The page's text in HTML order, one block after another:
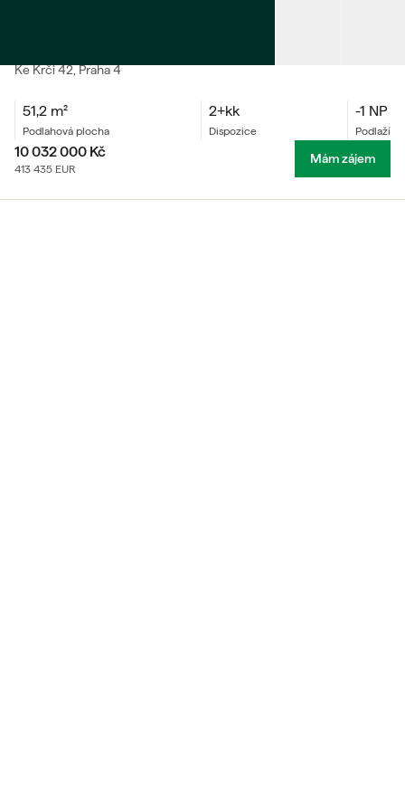
Ke Krči42, Praha 4
51,2 m²
podlahová plocha
2+kk
dispozice
-1 NP
podlaží
10 032 000 Kč
413 435 EUR
Mám zájem